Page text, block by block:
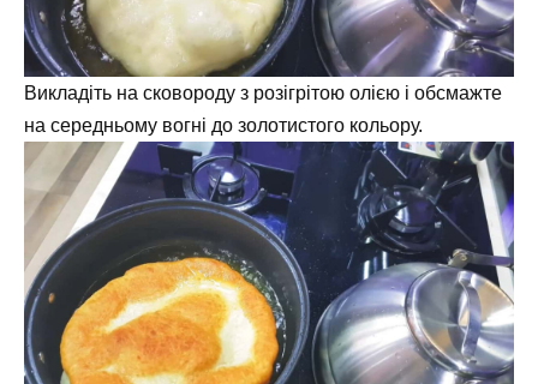
Викладіть на сковороду з розігрітою олією і обсмажте
на середньому вогні до золотистого кольору.